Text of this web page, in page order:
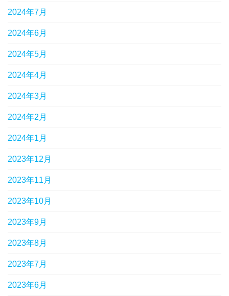
2024年7月
2024年6月
2024年5月
2024年4月
2024年3月
2024年2月
2024年1月
2023年12月
2023年11月
2023年10月
2023年9月
2023年8月
2023年7月
2023年6月